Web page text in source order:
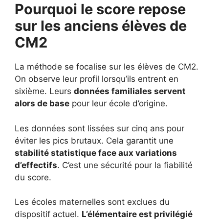
Pourquoi le score repose
sur les anciens élèves de
CM2
La méthode se focalise sur les élèves de CM2.
On observe leur profil lorsqu’ils entrent en
sixième. Leurs données familiales servent
alors de base pour leur école d’origine.
Les données sont lissées sur cinq ans pour
éviter les pics brutaux. Cela garantit une
stabilité statistique face aux variations
d’effectifs. C’est une sécurité pour la fiabilité
du score.
Les écoles maternelles sont exclues du
dispositif actuel. L’élémentaire est privilégié